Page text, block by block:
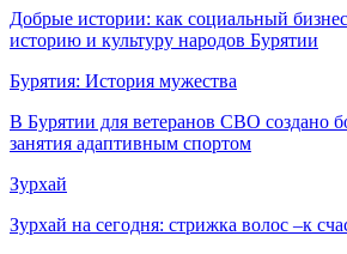
Добрые истории: как социальный
историю и культуру народов Бурятии
Бурятия: История мужества
В Бурятии для ветеранов СВО создано
занятия адаптивным спортом
Зурхай
Зурхай на сегодня: стрижка волос –к